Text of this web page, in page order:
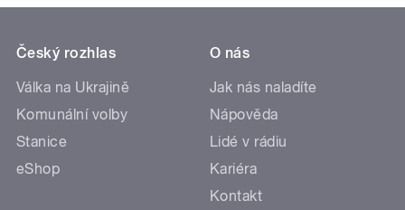
Český rozhlas
Válka na Ukrajině
Komunální volby
Stanice
eShop
O nás
Jak nás naladíte
Nápověda
Lidé v rádiu
Kariéra
Kontakt